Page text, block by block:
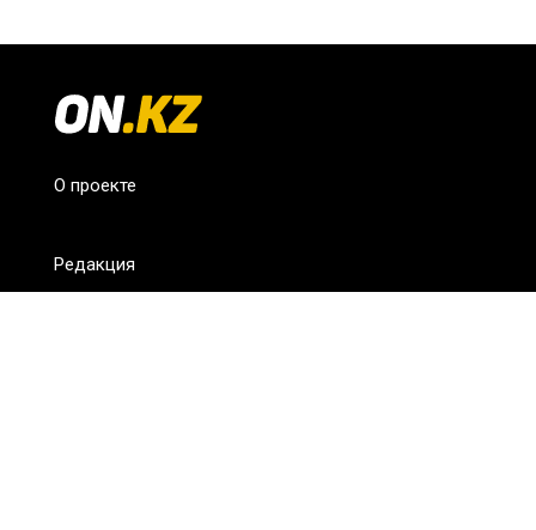
О проекте
Редакция